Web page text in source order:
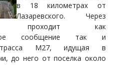
в 18 километрах от
Лазаревского. Через
проходит как
сообщение так и
трасса M27, идущая в
до него от поселка около